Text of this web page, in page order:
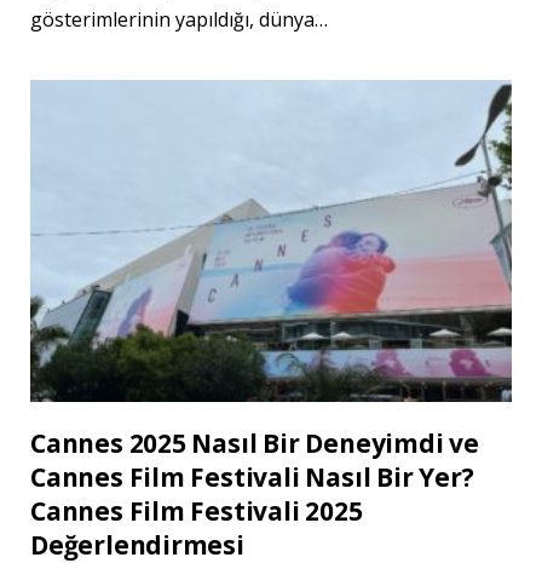
gösterimlerinin yapıldığı, dünya…
Cannes 2025 Nasıl Bir Deneyimdi ve
Cannes Film Festivali Nasıl Bir Yer?
Cannes Film Festivali 2025
Değerlendirmesi